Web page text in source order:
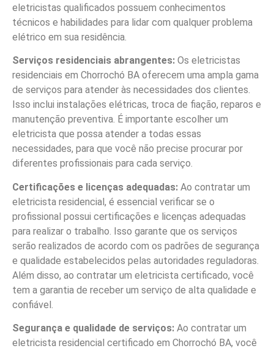
eletricistas qualificados possuem conhecimentos
técnicos e habilidades para lidar com qualquer problema
elétrico em sua residência.
Serviços residenciais abrangentes: Os eletricistas
residenciais em Chorrochó BA oferecem uma ampla gama
de serviços para atender às necessidades dos clientes.
Isso inclui instalações elétricas, troca de fiação, reparos e
manutenção preventiva. É importante escolher um
eletricista que possa atender a todas essas
necessidades, para que você não precise procurar por
diferentes profissionais para cada serviço.
Certificações e licenças adequadas: Ao contratar um
eletricista residencial, é essencial verificar se o
profissional possui certificações e licenças adequadas
para realizar o trabalho. Isso garante que os serviços
serão realizados de acordo com os padrões de segurança
e qualidade estabelecidos pelas autoridades reguladoras.
Além disso, ao contratar um eletricista certificado, você
tem a garantia de receber um serviço de alta qualidade e
confiável.
Segurança e qualidade de serviços: Ao contratar um
eletricista residencial certificado em Chorrochó BA, você